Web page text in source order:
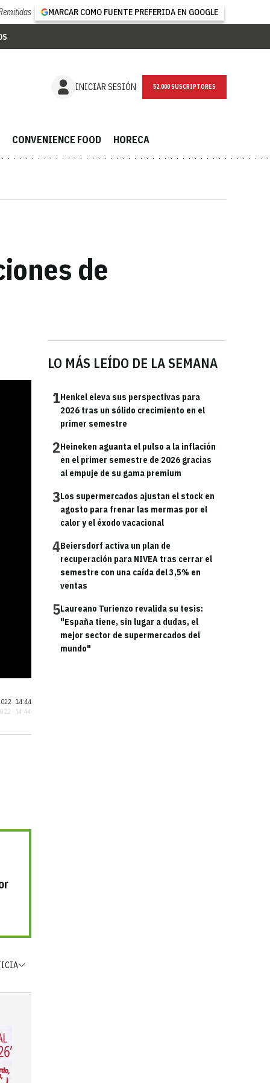
MARCAR COMO FUENTE PREFERIDA EN GOOGLE
INICIAR SESIÓN NEWSLETTER
CONVENIENCE FOOD HORECA
de
LO MÁS LEÍDO DE LA SEMANA
1Henkel eleva sus perspectivas para
2026 tras un sólido crecimiento en el
primer semestre
2Heineken aguanta el pulso a la inflación
en el primer semestre de 2026 gracias
al empuje de su gama premium
3Los supermercados ajustan el stock en
agosto para frenar las mermas por el
calor y el éxodo vacacional
4Beiersdorf activa un plan de
recuperación para NIVEA tras cerrar el
semestre con una caída del 3,5% en
ventas
5Laureano Turienzo revalida su tesis:
"España tiene, sin lugar a dudas, el
mejor sector de supermercados del
mundo"
·14:44
· 14:44